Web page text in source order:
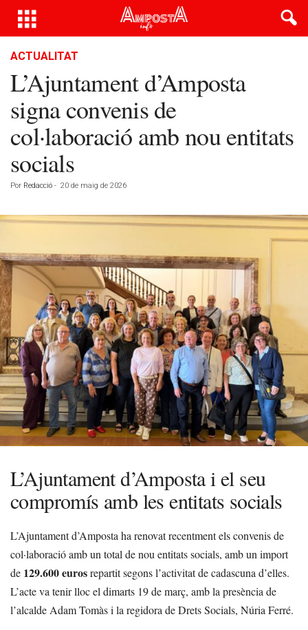
ACTUALITAT
L’Ajuntament d’Amposta
signa convenis de
col·laboració amb nou entitats
socials
Por Redacció - 20 de maig de 2026
L’Ajuntament d’Amposta i el seu
compromís amb les entitats socials
L’Ajuntament d’Amposta ha renovat recentment els convenis de
col·laboració amb un total de nou entitats socials, amb un import
de 129.600 eurosrepartit segons l’activitat de cadascuna d’elles.
L’acte va tenir lloc el dimarts 19 de març, amb la presència de
l’alcalde Adam Tomàs i la regidora de Drets Socials, Núria Ferré.